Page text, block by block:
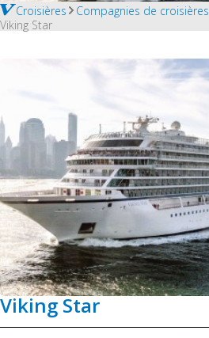
Croisières Compagnies de croisières
Viking Star
Viking Star